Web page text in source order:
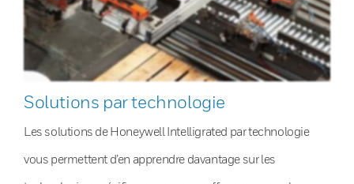
Solutions par technologie
Les solutions de Honeywell Intelligrated par technologie
vous permettent d’en apprendre davantage sur les